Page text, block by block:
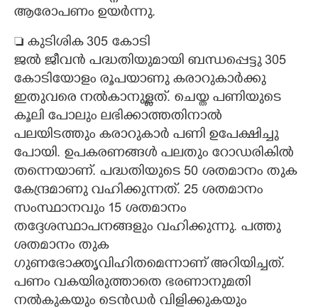
ആരോപണം ഉയർന്നു.
 കുടിശിക 305 കോടി
ജൽ ജീവൻ പദ്ധതിയുമായി ബന്ധപ്പെട്ടു 305
കോടിയോളം രൂപയാണു കരാറുകാർക്കു
ഇതുവരെ നൽകാനുള്ളത്. ചെയ്ത പണിയുടെ
കൂലി പോലും ലഭിക്കാത്തതിനാൽ
പലയിടത്തും കരാറുകാർ പണി ഉപേക്ഷിച്ചു
പോയി. ഉപകരണങ്ങൾ പലതും റോഡരികിൽ
തന്നെയാണ്. പദ്ധതിയുടെ 50 ശതമാനം തുക
കേന്ദ്രമാണു വഹിക്കുന്നത്. 25 ശതമാനം
സംസ്ഥാനവും 15 ശതമാനം
തദ്ദേശസ്ഥാപനങ്ങളും വഹിക്കുന്നു. പത്തു
ശതമാനം തുക
ഗുണഭോക്തൃവിഹിതമെന്നാണ് അറിയിച്ചത്.
പണം വകയിരുത്താതെ ഭരണാനുമതി
നൽകുകയും ടെൻഡർ വിളിക്കുകയും